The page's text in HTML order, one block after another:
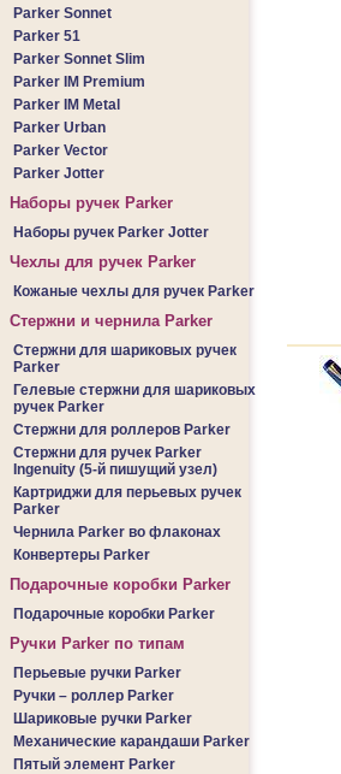
Parker Sonnet
Parker 51
Parker Sonnet Slim
Parker IM Premium
Parker IM Metal
Parker Urban
Parker Vector
Parker Jotter
Наборы ручек Parker
Наборы ручек Parker Jotter
Чехлы для ручек Parker
Кожаные чехлы для ручек Parker
Стержни и чернила Parker
Стержни для шариковых ручек
Parker
Гелевые стержни для шариковых
ручек Parker
Стержни для роллеров Parker
Стержни для ручек Parker
Ingenuity (5-й пишущий узел)
Картриджи для перьевых ручек
Parker
Чернила Parker во флаконах
Конвертеры Parker
Подарочные коробки Parker
Подарочные коробки Parker
Ручки Parker по типам
Перьевые ручки Parker
Ручки – роллер Parker
Шариковые ручки Parker
Механические карандаши Parker
Пятый элемент Parker